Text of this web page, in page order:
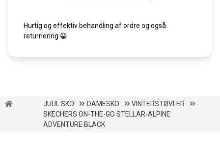
Hurtig og effektiv behandling af ordre og også
returnering 😀
JUUL SKO DAMESKO
VINTERSTØVLER
SKECHERS ON-THE-GO STELLAR-ALPINE
ADVENTURE BLACK